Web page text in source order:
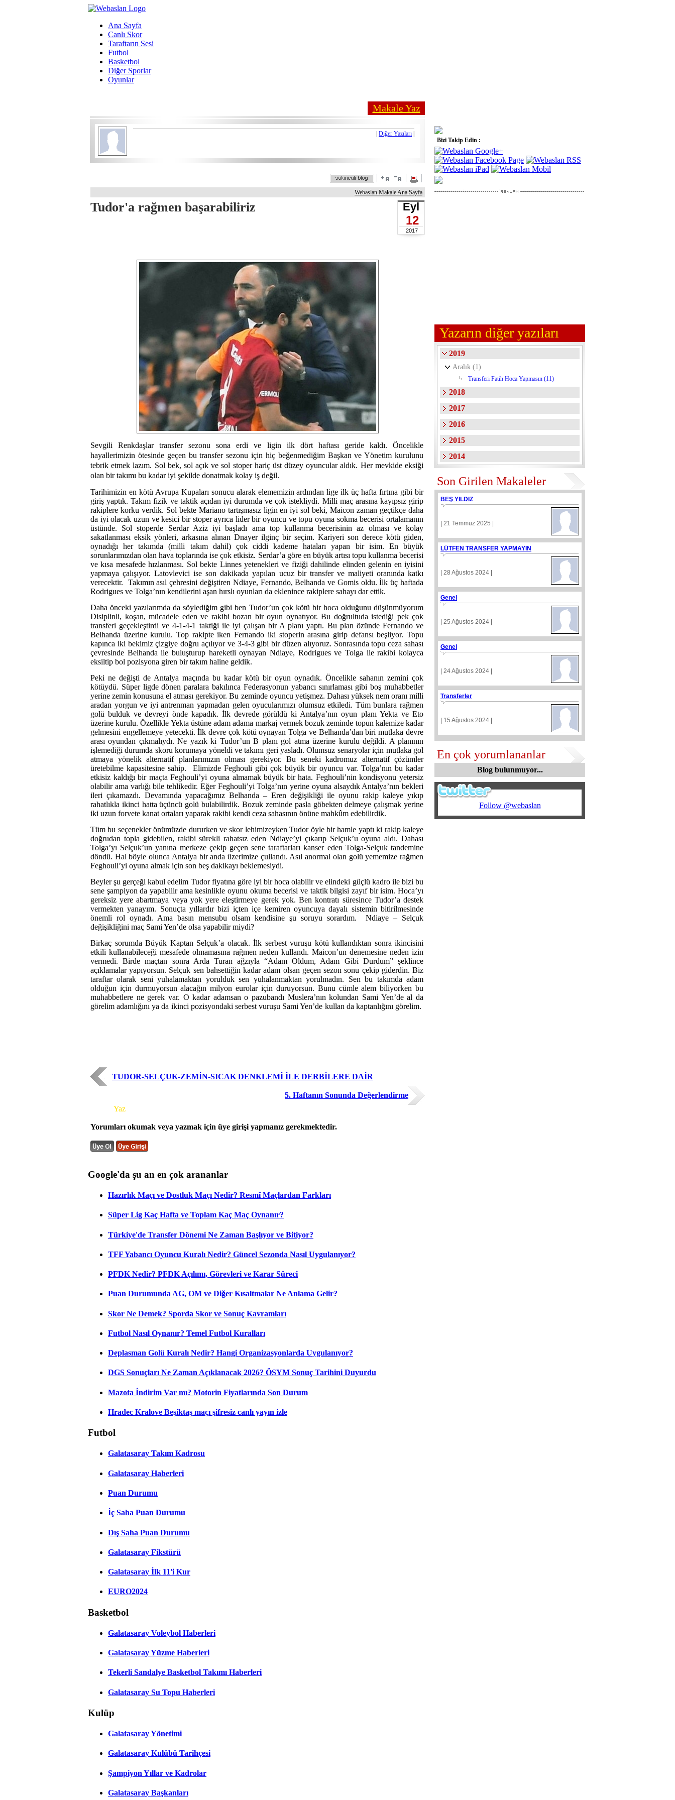
Ana Sayfa
Canlı Skor
Taraftarın Sesi
Futbol
Basketbol
Diğer Sporlar
Oyunlar
Makale Yaz
Diğer Yazıları
Webaslan Makale Ana Sayfa
Tudor'a rağmen başarabiliriz Eyl
12
2017
Sevgili Renkdaşlar transfer sezonu sona erdi ve ligin ilk dört haftası geride kaldı. Öncelikle
hayallerimizin ötesinde geçen bu transfer sezonu için hiç beğenmediğim Başkan ve Yönetim kurulunu
tebrik etmek lazım. Sol bek, sol açık ve sol stoper hariç üst düzey oyuncular aldık. Her mevkide eksiği
olan bir takımı bu kadar iyi şekilde donatmak kolay iş değil.
Tarihimizin en kötü Avrupa Kupaları sonucu alarak elememizin ardından lige ilk üç hafta fırtına gibi bir
giriş yaptık. Takım fizik ve taktik açıdan iyi durumda ve çok istekliydi. Milli maç arasına kayıpsız girip
rakiplere korku verdik. Sol bekte Mariano tartışmasız ligin en iyi sol beki, Maicon zaman geçtikçe daha
da iyi olacak uzun ve kesici bir stoper ayrıca lider bir oyuncu ve topu oyuna sokma becerisi ortalamanın
üstünde. Sol stoperde Serdar Aziz iyi başladı ama top kullanma becerisinin az olması ve kolay
sakatlanması eksik yönleri, arkasına alınan Dnayer ilginç bir seçim. Kariyeri son derece kötü giden,
oynadığı her takımda (milli takım dahil) çok ciddi kademe hataları yapan bir isim. En büyük
sorunlarımızdan olan hava toplarında ise çok etkisiz. Serdar’a göre en büyük artısı topu kullanma becerisi
ve kısa mesafede hızlanması. Sol bekte Linnes yetenekleri ve fiziği dahilinde elinden gelenin en iyisini
yapmaya çalışıyor. Latovlevici ise son dakikada yapılan ucuz bir transfer ve maliyeti oranında katkı
verecektir. Takımın asıl çehresini değiştiren Ndiaye, Fernando, Belhanda ve Gomis oldu. İlk üç haftada
Rodrigues ve Tolga’nın kendilerini aşan hırslı oyunları da eklenince rakiplere sahayı dar ettik.
Daha önceki yazılarımda da söylediğim gibi ben Tudor’un çok kötü bir hoca olduğunu düşünmüyorum
Disiplinli, koşan, mücadele eden ve rakibi bozan bir oyun oynatıyor. Bu doğrultuda istediği pek çok
transferi geçekleştirdi ve 4-1-4-1 taktiği ile iyi çalışan bir A planı yaptı. Bu plan özünde Fernando ve
Belhanda üzerine kurulu. Top rakipte iken Fernando iki stoperin arasına girip defansı beşliyor. Topu
kapınca iki bekimiz çizgiye doğru açılıyor ve 3-4-3 gibi bir düzen alıyoruz. Sonrasında topu ceza sahası
çevresinde Belhanda ile buluşturup hareketli oynayan Ndiaye, Rodrigues ve Tolga ile rakibi kolayca
eksiltip bol pozisyona giren bir takım haline geldik.
Peki ne değişti de Antalya maçında bu kadar kötü bir oyun oynadık. Öncelikle sahanın zemini çok
kötüydü. Süper ligde dönen paralara bakılınca Federasyonun yabancı sınırlaması gibi boş muhabbetler
yerine zemin konusuna el atması gerekiyor. Bu zeminde oyuncu yetişmez. Dahası yüksek nem oranı milli
aradan yorgun ve iyi antrenman yapmadan gelen oyucularımızı olumsuz etkiledi. Tüm bunlara rağmen
golü bulduk ve devreyi önde kapadık. İlk devrede görüldü ki Antalya’nın oyun planı Yekta ve Eto
üzerine kurulu. Özellikle Yekta üstüne adam adama markaj vermek bozuk zeminde topun kalemize kadar
gelmesini engellemeye yetecekti. İlk devre çok kötü oynayan Tolga ve Belhanda’dan biri mutlaka devre
arası oyundan çıkmalıydı. Ne yazık ki Tudor’un B planı gol atma üzerine kurulu değildi. A planının
işlemediği durumda skoru korumaya yöneldi ve takımı geri yasladı. Olumsuz senaryolar için mutlaka gol
atmaya yönelik alternatif planlarımızın olması gerekiyor. Bu seneki kadromuz alternatif çözümler
üretebilme kapasitesine sahip. Elimizde Feghouli gibi çok büyük bir oyuncu var. Tolga’nın bu kadar
etkisiz kaldığı bir maçta Feghouli’yi oyuna almamak büyük bir hata. Feghouli’nin kondisyonu yetersiz
olabilir ama varlığı bile tehlikedir. Eğer Feghouli’yi Tolga’nın yerine oyuna alsaydık Antalya’nın bekleri
ileri çıkamazdı. Devamında yapacağımız Belhanda – Eren değişikliği ile oyunu rakip kaleye yıkıp
rahatlıkla ikinci hatta üçüncü golü bulabilirdik. Bozuk zeminde pasla göbekten delmeye çalışmak yerine
iki uzun forvete kanat ortaları yaparak rakibi kendi ceza sahasının önüne mahkûm edebilirdik.
Tüm bu seçenekler önümüzde dururken ve skor lehimizeyken Tudor öyle bir hamle yaptı ki rakip kaleye
doğrudan topla gidebilen, rakibi sürekli rahatsız eden Ndiaye’yi çıkarıp Selçuk’u oyuna aldı. Dahası
Tolga’yı Selçuk’un yanına merkeze çekip geçen sene taraftarları kanser eden Tolga-Selçuk tandemine
döndü. Hal böyle olunca Antalya bir anda üzerimize çullandı. Asıl anormal olan golü yememize rağmen
Feghouli’yi oyuna almak için son beş dakikayı beklemesiydi.
Beyler şu gerçeği kabul edelim Tudor fiyatına göre iyi bir hoca olabilir ve elindeki güçlü kadro ile bizi bu
sene şampiyon da yapabilir ama kesinlikle oyunu okuma becerisi ve taktik bilgisi zayıf bir isim. Hoca’yı
gereksiz yere abartmaya veya yok yere eleştirmeye gerek yok. Ben kontratı süresince Tudor’a destek
vermekten yanayım. Sonuçta yıllardır bizi içten içe kemiren oyuncuya dayalı sistemin bitirilmesinde
önemli rol oynadı. Ama basın mensubu olsam kendisine şu soruyu sorardım. Ndiaye – Selçuk
değişikliğini maç Sami Yen’de olsa yapabilir miydi?
Birkaç sorumda Büyük Kaptan Selçuk’a olacak. İlk serbest vuruşu kötü kullandıktan sonra ikincisini
etkili kullanabileceği mesafede olmamasına rağmen neden kullandı. Maicon’un denemesine neden izin
vermedi. Birde maçtan sonra Arda Turan ağzıyla “Adam Oldum, Adam Gibi Durdum” şeklince
açıklamalar yapıyorsun. Selçuk sen bahsettiğin kadar adam olsan geçen sezon sonu çekip giderdin. Biz
taraftar olarak seni yuhalamaktan yorulduk sen yuhalanmaktan yorulmadın. Sen bu takımda adam
olduğun için durmuyorsun alacağın milyon eurolar için duruyorsun. Bunu cümle alem biliyorken bu
muhabbetlere ne gerek var. O kadar adamsan o pazubandı Muslera’nın kolundan Sami Yen’de al da
görelim adamlığını ya da ikinci pozisyondaki serbest vuruşu Sami Yen’de kullan da kaptanlığını görelim.
TUDOR-SELÇUK-ZEMİN-SICAK DENKLEMİ İLE DERBİLERE DAİR
5. Haftanın Sonunda Değerlendirme
Yaz
Yorumları okumak veya yazmak için üye girişi yapmanız gerekmektedir.
Bizi Takip Edin :
Yazarın diğer yazıları
2019
Aralık (1)
Transferi Fatih Hoca Yapmasın (11)
2018
2017
2016
2015
2014
Son Girilen Makaleler
BEŞ YILDIZ
| 21 Temmuz 2025 |
LÜTFEN TRANSFER YAPMAYIN
| 28 Ağustos 2024 |
Genel
| 25 Ağustos 2024 |
Genel
| 24 Ağustos 2024 |
Transferler
| 15 Ağustos 2024 |
En çok yorumlananlar
Blog bulunmuyor...
Follow @webaslan
Google'da şu an en çok arananlar
Hazırlık Maçı ve Dostluk Maçı Nedir? Resmî Maçlardan Farkları
Süper Lig Kaç Hafta ve Toplam Kaç Maç Oynanır?
Türkiye'de Transfer Dönemi Ne Zaman Başlıyor ve Bitiyor?
TFF Yabancı Oyuncu Kuralı Nedir? Güncel Sezonda Nasıl Uygulanıyor?
PFDK Nedir? PFDK Açılımı, Görevleri ve Karar Süreci
Puan Durumunda AG, OM ve Diğer Kısaltmalar Ne Anlama Gelir?
Skor Ne Demek? Sporda Skor ve Sonuç Kavramları
Futbol Nasıl Oynanır? Temel Futbol Kuralları
Deplasman Golü Kuralı Nedir? Hangi Organizasyonlarda Uygulanıyor?
DGS Sonuçları Ne Zaman Açıklanacak 2026? ÖSYM Sonuç Tarihini Duyurdu
Mazota İndirim Var mı? Motorin Fiyatlarında Son Durum
Hradec Kralove Beşiktaş maçı şifresiz canlı yayın izle
Futbol
Galatasaray Takım Kadrosu
Galatasaray Haberleri
Puan Durumu
İç Saha Puan Durumu
Dış Saha Puan Durumu
Galatasaray Fikstürü
Galatasaray İlk 11'i Kur
EURO2024
Basketbol
Galatasaray Voleybol Haberleri
Galatasaray Yüzme Haberleri
Tekerli Sandalye Basketbol Takımı Haberleri
Galatasaray Su Topu Haberleri
Kulüp
Galatasaray Yönetimi
Galatasaray Kulübü Tarihçesi
Şampiyon Yıllar ve Kadrolar
Galatasaray Başkanları